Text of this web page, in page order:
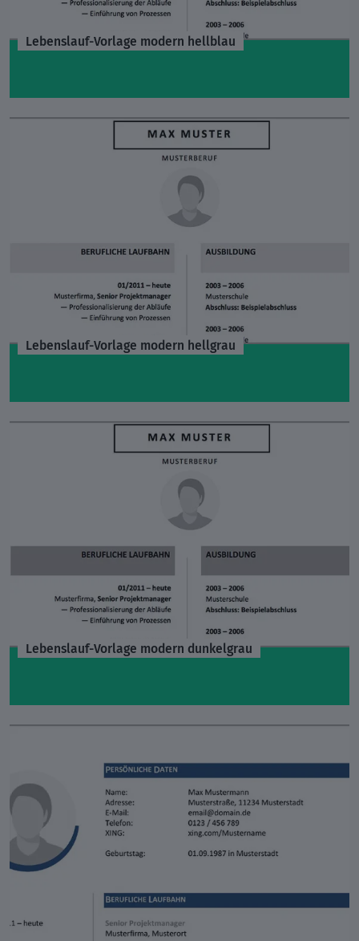
Lebenslauf-Vorlage modern hellblau
Lebenslauf-Vorlage modern hellgrau
Lebenslauf-Vorlage modern dunkelgrau